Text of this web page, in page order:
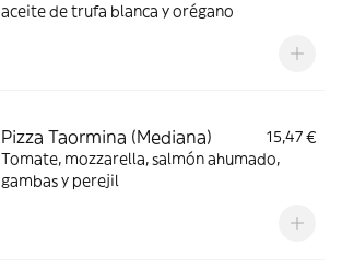
aceite de trufa blanca y orégano
Pizza Taormina (Mediana)
15,47 €
Tomate, mozzarella, salmón ahumado,
gambas y perejil